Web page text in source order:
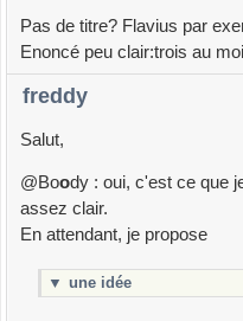
Pas de titre? Flavius par
Enoncé peu clair:trois au
freddy
Salut,
@Boody : oui, c'est ce que
assez clair.
En attendant, je propose
▼ une idée